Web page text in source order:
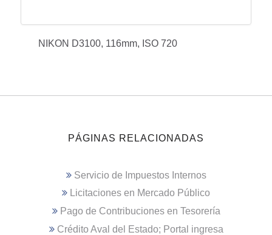
NIKON D3100, 116mm, ISO 720
PÁGINAS RELACIONADAS
Servicio de Impuestos Internos
Licitaciones en Mercado Público
Pago de Contribuciones en Tesorería
Crédito Aval del Estado; Portal ingresa